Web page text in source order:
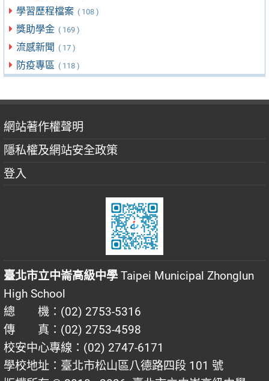
學習歷程檔案 ( 108 )
獎助學金 ( 169 )
流感新聞 ( 17 )
防疫專區 ( 118 )
網站著作權聲明
隱私權及網站安全政策
登入
臺北市立中崙高級中學 Taipei Municipal Zhonglun
High School
總 機：(02) 2753-5316
傳 真：(02) 2753-4598
校安中心專線：(02) 2747-6171
學校地址：臺北市松山區八德路四段 101 號